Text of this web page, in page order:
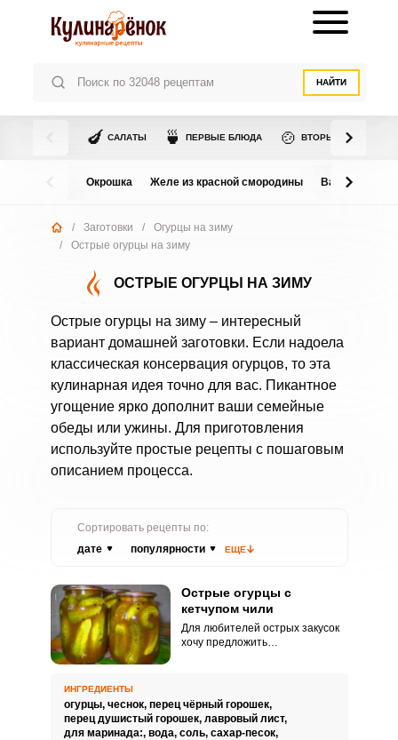
НАЙТИ
🍆 САЛАТЫ 🍵 ПЕРВЫЕ БЛЮДА 🍲 ВТОРЫЕ БЛЮДА
Окрошка Желе из красной смородины Варенье из
/ Заготовки /
Огурцы на зиму
/
Острые огурцы на зиму
ОСТРЫЕ ОГУРЦЫ НА ЗИМУ
Острые огурцы на зиму – интересный
вариант домашней заготовки. Если надоела
классическая консервация огурцов, то эта
кулинарная идея точно для вас. Пикантное
угощение ярко дополнит ваши семейные
обеды или ужины. Для приготовления
используйте простые рецепты с пошаговым
описанием процесса.
Сортировать рецепты по:
дате
популярности ЕЩЕ
Острые огурцы с
кетчупом чили
Для любителей острых закусок
хочу предложить
сочетанием вкусов и
превосходным ароматом.
ИНГРЕДИЕНТЫ
огурцы, чеснок, перец чёрный горошек,
перец душистый горошек, лавровый лист,
для маринада:, вода, соль, сахар-песок,